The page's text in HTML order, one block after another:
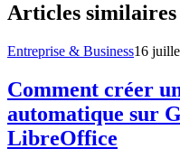
Articles similaires
Entreprise & Business16
Comment créer
automatique sur
LibreOffice